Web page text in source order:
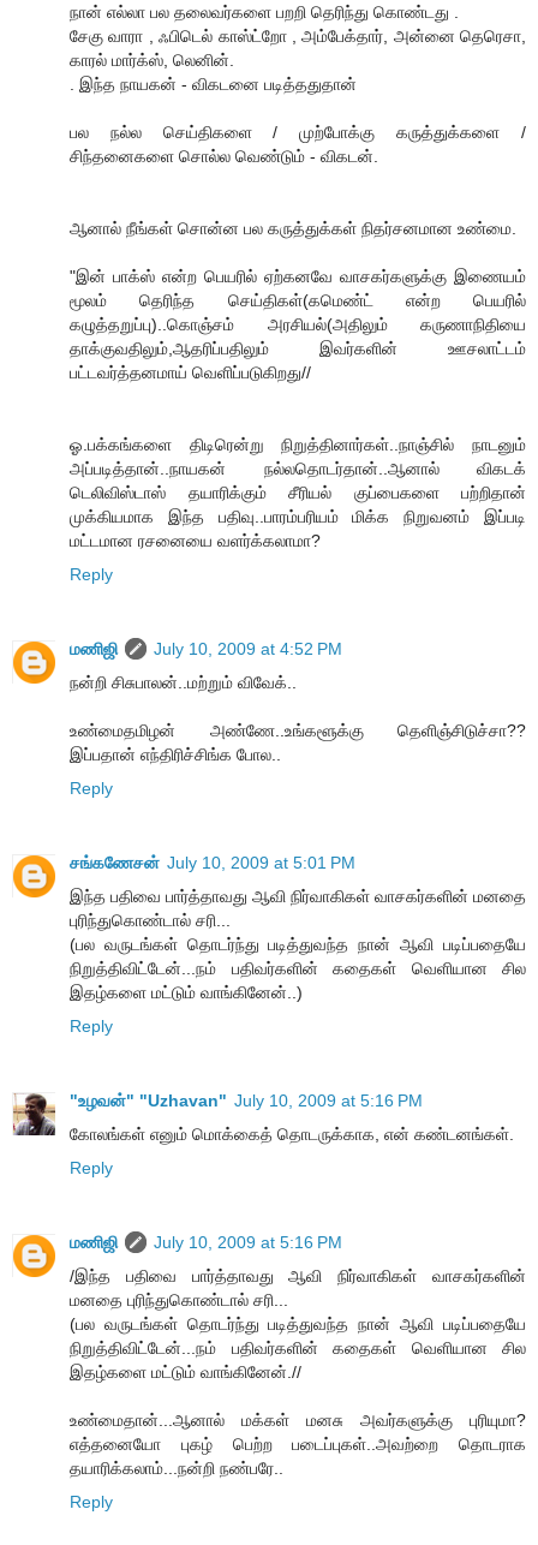
நான் எல்லா பல தலைவர்களை பறறி தெரிந்து கொண்டது .
சேகு வாரா , ஃபிடெல் காஸ்ட்றோ , அம்பேக்தார், அன்னை தெரெசா,
காரல் மார்க்ஸ், லெனின்.
. இந்த நாயகன் - விகடனை படித்ததுதான்
பல நல்ல செய்திகளை / முற்போக்கு கருத்துக்களை /
சிந்தனைகளை சொல்ல வெண்டும் - விகடன்.
ஆனால் நீங்கள் சொன்ன பல கருத்துக்கள் நிதர்சனமான உண்மை.
"இன் பாக்ஸ் என்ற பெயரில் ஏற்கனவே வாசகர்களுக்கு இணையம்
மூலம் தெரிந்த செய்திகள்(கமெண்ட் என்ற பெயரில்
கழுத்தறுப்பு)..கொஞ்சம் அரசியல்(அதிலும் கருணாநிதியை
தாக்குவதிலும்,ஆதரிப்பதிலும் இவர்களின் ஊசலாட்டம்
பட்டவர்த்தனமாய் வெளிப்படுகிறது//
ஓ.பக்கங்களை திடிரென்று நிறுத்தினார்கள்..நாஞ்சில் நாடனும்
அப்படித்தான்..நாயகன் நல்லதொடர்தான்..ஆனால் விகடக்
டெலிவிஸ்டாஸ் தயாரிக்கும் சீரியல் குப்பைகளை பற்றிதான்
முக்கியமாக இந்த பதிவு..பாரம்பரியம் மிக்க நிறுவனம் இப்படி
மட்டமான ரசனையை வளர்க்கலாமா?
Reply
மணிஜி
July 10, 2009 at 4:52 PM
நன்றி சிசுபாலன்..மற்றும் விவேக்..
உண்மைதமிழன் அண்ணே..உங்களூக்கு தெளிஞ்சிடுச்சா??
இப்பதான் எந்திரிச்சிங்க போல..
Reply
சங்கணேசன் July 10, 2009 at 5:01 PM
இந்த பதிவை பார்த்தாவது ஆவி நிர்வாகிகள் வாசகர்களின் மனதை
புரிந்துகொண்டால் சரி...
(பல வருடங்கள் தொடர்ந்து படித்துவந்த நான் ஆவி படிப்பதையே
நிறுத்திவிட்டேன்...நம் பதிவர்களின் கதைகள் வெளியான சில
இதழ்களை மட்டும் வாங்கினேன்..)
Reply
"உழவன்" "Uzhavan" July 10, 2009 at 5:16 PM
கோலங்கள் எனும் மொக்கைத் தொடருக்காக, என் கண்டனங்கள்.
Reply
மணிஜி
July 10, 2009 at 5:16 PM
/இந்த பதிவை பார்த்தாவது ஆவி நிர்வாகிகள் வாசகர்களின்
மனதை புரிந்துகொண்டால் சரி...
(பல வருடங்கள் தொடர்ந்து படித்துவந்த நான் ஆவி படிப்பதையே
நிறுத்திவிட்டேன்...நம் பதிவர்களின் கதைகள் வெளியான சில
இதழ்களை மட்டும் வாங்கினேன்.//
உண்மைதான்...ஆனால் மக்கள் மனசு அவர்களுக்கு புரியுமா?
எத்தனையோ புகழ் பெற்ற படைப்புகள்..அவற்றை தொடராக
தயாரிக்கலாம்...நன்றி நண்பரே..
Reply